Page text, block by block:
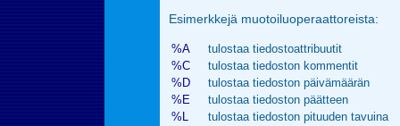
Esimerkkejä muotoiluoperaattoreista:
%A
tulostaa tiedostoattribuutit
%C
tulostaa tiedoston kommentit
%D
tulostaa tiedoston päivämäärän
%E
tulostaa tiedoston päätteen
%L
tulostaa tiedoston pituuden tavuina